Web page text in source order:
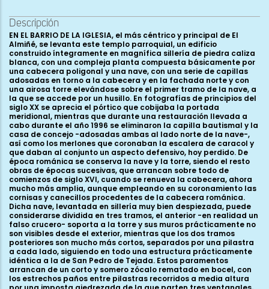
Descripción
EN EL BARRIO DE LA IGLESIA, el más céntrico y principal de El Almiñé, se levanta este templo parroquial, un edificio construido íntegramente en magnífica sillería de piedra caliza blanca, con una compleja planta compuesta básicamente por una cabecera poligonal y una nave, con una serie de capillas adosadas en torno a la cabecera y en la fachada norte y con una airosa torre elevándose sobre el primer tramo de la nave, a la que se accede por un husillo. En fotografías de principios del siglo XX se aprecia el pórtico que cobijaba la portada meridional, mientras que durante una restauración llevada a cabo durante el año 1996 se eliminaron la capilla bautismal y la casa de concejo -adosadas ambas al lado norte de la nave-, así como los merlones que coronaban la escalera de caracol y que daban al conjunto un aspecto defensivo, hoy perdido. De época románica se conserva la nave y la torre, siendo el resto obras de épocas sucesivas, que arrancan sobre todo de comienzos de siglo XVI, cuando se renueva la cabecera, ahora mucho más amplia, aunque empleando en su coronamiento las cornisas y canecillos procedentes de la cabecera románica. Dicha nave, levantada en sillería muy bien despiezada, puede considerarse dividida en tres tramos, el anterior -en realidad un falso crucero- soporta a la torre y sus muros prácticamente no son visibles desde el exterior, mientras que los dos tramos posteriores son mucho más cortos, separados por una pilastra a cada lado, siguiendo en todo una estructura prácticamente idéntica a la de San Pedro de Tejada. Estos paramentos arrancan de un corto y somero zócalo rematado en bocel, con los estrechos paños entre pilastras recorridos a media altura por una imposta ajedrezada de la que parten tres ventanales, dos en el lado sur y uno en el norte. Los tres ventanales siguen el mismo esquema: saetera rectangular enmarcada en arco doblado de medio punto, con la rosca exterior lisa, trasdosada por chambrana ajedrezada y con la interior formada por arco moldurado a base de bocel y caveto cargado con puntas de clavo, descansando sobre columnillas y acogiendo un pequeño tímpano. La ventana que se halla en el tramo oriental de la fachada sur fue destruida en buena parte cuando hacia el siglo XVIII se abrió la actual portada, pero la más occidental conserva su estructura completa, con las columnillas de basas áticas y capiteles de anchas hojas lisas rematadas en rollos o bolas y en el ábaco pequeños escudetes con estrellas talladas a bisel. Los cimacios son ajedrezados, prolongándose en impostas que recorren todo el paño, mientras que el tímpano se decora con perímetro perlado y cruz griega en el campo. Prácticamente idéntica es la única ventana que se abre en el muro norte, aunque en este caso de la cruz del tímpano parten algunos zarcillos. Dicha ventana se halla en el paño más occidental, mientras que en el oriental se abre una de las dos portadas románicas que conserva el edificio y que se encontraba cubierta por el baptisterio hasta la restauración de 1996. Es un arco de medio punto de a rquivoltas profusamente molduradas, que de adentro afuera se decoran de la siguiente manera: en primer lugar un grueso sogueado, le sigue una nacela rellena de motivos geométricos y figurados (cubos, rollos, rosetas, pitones y cabecitas felinas); a continuación una pequeña escocia con rosetas, zarcillos o ajedrezados; de nuevo se halla un bocel, al que sigue una escocia con puntas de clavo, para finalizar con otro sogueado que precede a la chambrana ajedrezada. Todo este sistema de arquivoltas descansa en cuatro columnillas acodilladas que parten del zócalo inferior que recorre el muro y se componen de basas áticas con bolas, fustes monolíticos y capiteles como los de las ventanas, aunque ahora con las hojas nervadas y acompañadas por pequeñas rosetas, mientras que los cimacios son ajedrezados, prolongándose hasta enlazar con la base de la chambrana. Su composición, presidida por los gruesos sogueados, nos remite en cierto modo a las portadas de Huidobro, Condado de Valdivielso, Valdenoceda y San Pedro de Tejada, iglesias con las que guarda por lo general también otras relaciones. Esta portada se halla a ras de muro, presentando además la particularidad de encontrarse descentrada en el propio paño. Un mutilado tejaroz la cubre, con una cornisa reconstruida, sostenida por cinco canes, de los que sólo dos son originales -además muy maltratados-, con formas geométricas rectangulares, rematadas en bolas o rollos perdidos. La otra portada se halla en el muro sur, bajo la torre y fue inutilizada cuando ante ella se construyó el husillo, obra que creemos ya gótica. Entonces este vano se macizó en buena parte y sólo se dejó un pequeño hueco para acceder a la escalera desde el interior del templo, aunque finalmente, ya con posterioridad a la Edad Media, al abrirse una nueva puerta en la base exterior del husillo, se cerró definitivamente. Hasta la restauración de 1996 un retablo barroco ocultaba en el interior el arco de medio punto peraltado de esta portada, mientras que su cara externa se llegaba a ver parcialmente dentro de la escalera de caracol, y a un costado del husillo, donde aflora el arco de medio punto moldurado con boceles y quizá trasdosado por una chambrana, que habría sido recortada. Muy llamativa es la fachada occidental, rematada en un hastial coronado por un piñón que se eleva por encima de la cubierta y culmina en una cruz. Hoy luce dos ventanas, una inferior, cuadrada, abierta en 1863, y otra superior, original románica, profusamente decorada. Consta ésta de saetera rectangular enmarcada en arco de medio punto abocinado, con tímpano central donde se ubican tres rosetas, la central de mayor tamaño. Bordea a este tímpano una moldura de grandes dientes de sierra abocelados, siguiendo a continuación un listel achaflanado cargado de hojas palmeadas que nacen de tallos sinuosos; tras esta cenefa hay otra de mayor anchura, aunque igualmente achaflanada, decorada con rombos, dando paso a un pequeño bocel y después a otra moldura dentada -con dientes mucho más pequeños-, y finalmente a la chambrana con ovas de tres hojitas. Las arquivoltas descansan en cuatro columnillas acodilladas, cuyos capiteles exteriores siguen la misma composición vegetal de los de las otras ventanas -hojas lisas en el norte y nervadas en el sur-, mientras que los interiores presentan a un águila frontal con las alas abiertas en el septentrional y dos gallináceas -sin duda dos pavos, a juzgar por el tipo de cresta y cola- en el meridional, completándose con unos cimacios de grueso bocel. Cubre a la ventana un pequeño tejaroz con cornisa de pitones y cinco canecillos, el más septentrional con un rectángulo rematado en rollo, y los otros cuatro con figuraciones animales: una cabeza de ciervo y tres cuadrúpedos, uno de los cuales parece ser un cerdo. Esta ventana posiblemente sea el elemento más significativo y conocido de esta iglesia de San Nicolás, constituyendo por otro lado el ejemplar más desarrollado de un tipo de ventanal que encontramos también en el mismo Valle de Valdivielso -como ocurre en Ta rtalés de los Montes-, pero igualmente en las más alejadas tierras de Villadiego, cual es el caso de Arenillas de Villadiego o Villaute. En común además con este último lugar comparte El Almiñé la presencia de esas parejas de gallináceas con estilizada cresta recta y plumaje de cola igualmente recto, que también se hallan en Condado de Valdivielso o en Huidobro . Por lo que respecta al alero de la nave, ha sufrido mucho por los añadidos posteriores, al norte por la casa concejo y al sur por el pórtico dieciochesco que fue desmantelado a mediados del siglo XX. En la fachada septentrional se conserva parcialmente la cornisa ajedrezada, con seis canes originales, dos de ellos con mutiladas figuras humanas, tres con cuadrúpedos -entre ellos un cerdo- y finalmente una cabeza de ciervo muy deteriorada. En el muro meridional la cornisa ajedrezada prácticamente está perdida -habiéndose reconstruido con formas lisas durante la restauración-, conservando sólo la parte que, como en el norte, giraba hacia el hastial y manteniendo una docena de canecillos, varios de ellos de dobles nacelas combinadas con figuras geométricas, además de al menos dos con restos de animales. Debió ser a comienzos del siglo XVI cuando se produjo la renovación de la cabecera, incorporándose parte del viejo alero en la nueva fábrica. De este modo la cornisa que hoy vemos combina piezas de nacela simple con otras ajedrezadas, de nacela con pitones y con un sogueado que nos remite a la decoración de la portada norte, el mismo sogueado con el que se decora también toda la cornisa de las cabeceras de San Pedro de Tejada y de San Martín de Elines. Los canecillos son en total 43, la mayoría de ancho formato de nacela, sin duda tallados a la vez que se levantó la cabecera, como demuestran los situados en los ángulos; entre los demás hay tres cabezas humanas de aspecto g rotesco, situadas en el lado norte, que también serían de época gótica, mientras que claramente románicos serían 17, once de ellos en el lado sur y seis en el norte. Son estos últimos los más visibles y mejor conservados, de buena talla, re p resentando de oeste a este los siguientes motivos: cabeza grotesca tocada con casco, posible grifo, león, pareja de cuadrúpedos -¿perros?- en lucha, toro, ave, peón lancero tocando el cuerno, saltimbanqui con cinturón de refuerzo dorsal, liebre, cabeza humana y ciervo. A todos ellos habría que sumar otro canecillo románico más, reutilizado durante la construcción del husillo y que re presenta a otro cuadrúpedo. La airosa torre que se alza en el primer tramo de la nave, o falso crucero, es posiblemente la obra más sobresaliente de todo el conjunto, dada la dificultad constructiva que supone y sobre todo por el complejo sistema de ventanales y columnas que muestra y que la convierte posiblemente en una de las mejores torres románicas de la región dentro de este tipo. La imagen que deb